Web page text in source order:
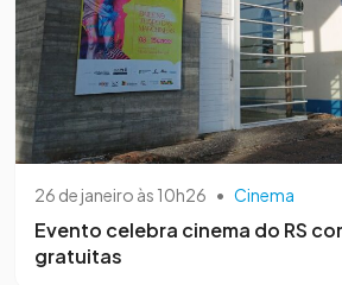
26 de janeiro às 10h26 • Cinema
Evento celebra cinema do RS
gratuitas